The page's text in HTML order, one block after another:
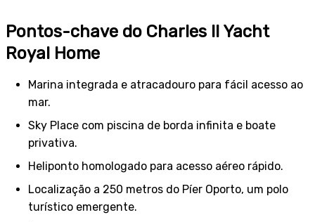
Pontos-chave do Charles II Yacht
Royal Home
Marina integrada e atracadouro para fácil acesso ao
mar.
Sky Place com piscina de borda infinita e boate
privativa.
Heliponto homologado para acesso aéreo rápido.
Localização a 250 metros do Píer Oporto, um polo
turístico emergente.